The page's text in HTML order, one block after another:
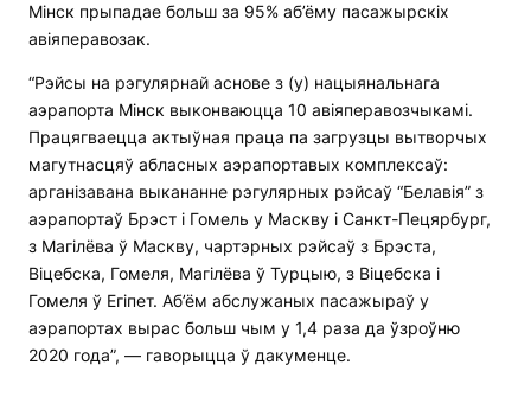
Мінск прыпадае больш за 95% аб’ёму пасажырскіх
авіяперавозак.
“Рэйсы на рэгулярнай аснове з (у) нацыянальнага
аэрапорта Мінск выконваюцца 10 авіяперавозчыкамі.
Працягваецца актыўная праца па загрузцы вытворчых
магутнасцяў абласных аэрапортавых комплексаў:
арганізавана выкананне рэгулярных рэйсаў “Белавія” з
аэрапортаў Брэст і Гомель у Маскву і Санкт-Пецярбург,
з Магілёва ў Маскву, чартэрных рэйсаў з Брэста,
Віцебска, Гомеля, Магілёва ў Турцыю, з Віцебска і
Гомеля ў Егіпет. Аб’ём абслужаных пасажыраў у
аэрапортах вырас больш чым у 1,4 раза да ўзроўню
2020 года”, — гаворыцца ў дакуменце.